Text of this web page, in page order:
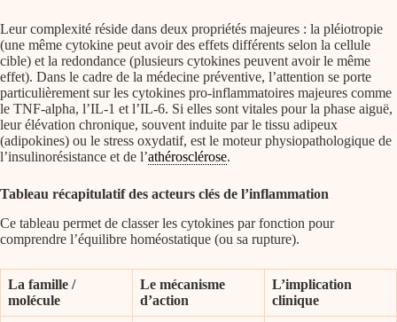
Leur complexité réside dans deux propriétés majeures : la pléiotropie
(une même cytokine peut avoir des effets différents selon la cellule
cible) et la redondance (plusieurs cytokines peuvent avoir le même
effet). Dans le cadre de la médecine préventive, l’attention se porte
particulièrement sur les cytokines pro-inflammatoires majeures comme
le TNF-alpha, l’IL-1 et l’IL-6. Si elles sont vitales pour la phase aiguë,
leur élévation chronique, souvent induite par le tissu adipeux
(adipokines) ou le stress oxydatif, est le moteur physiopathologique de
l’insulinorésistance et de l’athérosclérose.
Tableau récapitulatif des acteurs clés de l’inflammation
Ce tableau permet de classer les cytokines par fonction pour
comprendre l’équilibre homéostatique (ou sa rupture).
La famille /
molécule
Le mécanisme
d’action
L’implication
clinique